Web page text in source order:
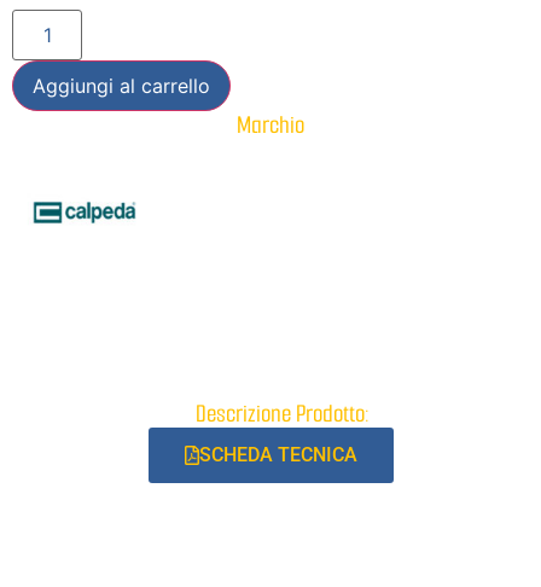
Aggiungi al carrello
Marchio
Descrizione Prodotto:
SCHEDA TECNICA